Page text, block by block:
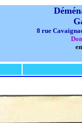
8 rue